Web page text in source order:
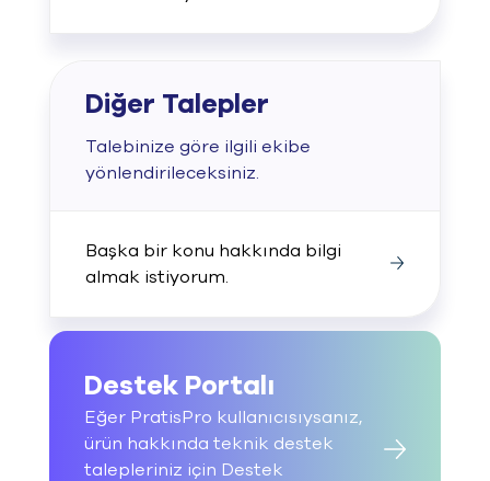
Diğer Talepler
Talebinize göre ilgili ekibe
yönlendirileceksiniz.
Başka bir konu hakkında bilgi
almak istiyorum.
Destek Portalı
Eğer PratisPro kullanıcısıysanız,
ürün hakkında teknik destek
talepleriniz için Destek